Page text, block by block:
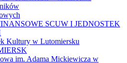
SCUW I JEDNOSTEK
Kultury w Lutomiersku
im. Adama Mickiewicza w